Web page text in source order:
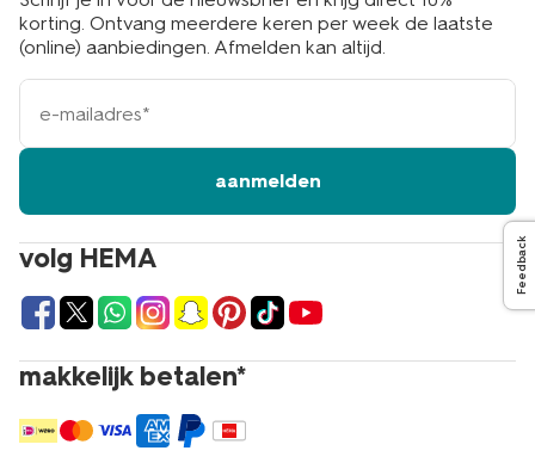
volg HEMA
makkelijk betalen*
korting. Ontvang meerdere keren per week de laatste
(online) aanbiedingen. Afmelden kan altijd.
e-
mailadres
aanmelden
Feedback